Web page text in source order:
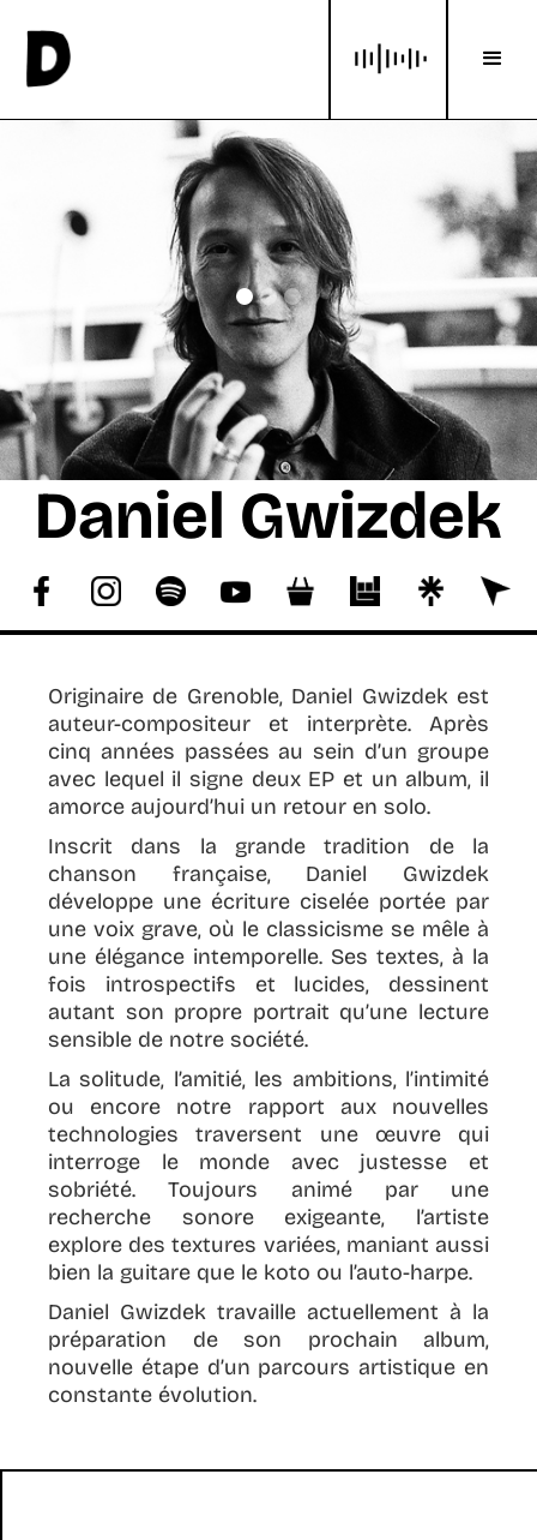
Daniel Gwizdek
Originaire de Grenoble, Daniel Gwizdek est
auteur-compositeur et interprète. Après
cinq années passées au sein d’un groupe
avec lequel il signe deux EP et un album, il
amorce aujourd’hui un retour en solo.
Inscrit dans la grande tradition de la
chanson française, Daniel Gwizdek
développe une écriture ciselée portée par
une voix grave, où le classicisme se mêle à
une élégance intemporelle. Ses textes, à la
fois introspectifs et lucides, dessinent
autant son propre portrait qu’une lecture
sensible de notre société.
La solitude, l’amitié, les ambitions, l’intimité
ou encore notre rapport aux nouvelles
technologies traversent une œuvre qui
interroge le monde avec justesse et
sobriété. Toujours animé par une
recherche sonore exigeante, l’artiste
explore des textures variées, maniant aussi
bien la guitare que le koto ou l’auto-harpe.
Daniel Gwizdek travaille actuellement à la
préparation de son prochain album,
nouvelle étape d’un parcours artistique en
constante évolution.